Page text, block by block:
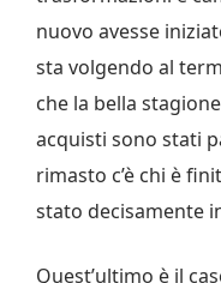
nuovo avesse
sta volgendo al
che la bella
acquisti sono stati
rimasto c’è chi è
stato decisamente
Quest’ultimo è il